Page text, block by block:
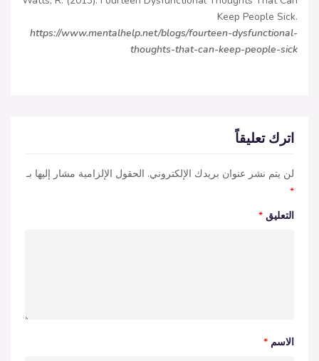
Keep People Sick.
https://www.mentalhelp.net/blogs/fourteen-dysfunctional-
thoughts-that-can-keep-people-sick
اترك تعليقاً
لن يتم نشر عنوان بريدك الإلكتروني. الحقول الإلزامية مشار إليها بـ
*
التعليق *
الاسم *